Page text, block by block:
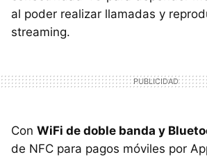
al poder realizar llamadas y
streaming.
Con WiFi de doble banda y
de NFC para pagos móviles por